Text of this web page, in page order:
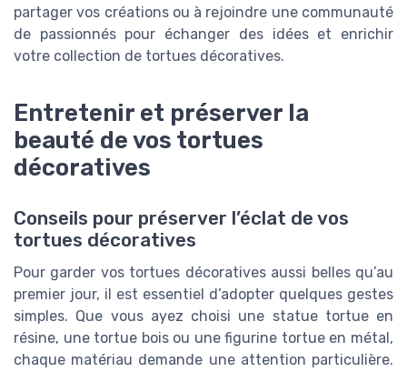
partager vos créations ou à rejoindre une communauté
de passionnés pour échanger des idées et enrichir
votre collection de tortues décoratives.
Entretenir et préserver la
beauté de vos tortues
décoratives
Conseils pour préserver l’éclat de vos
tortues décoratives
Pour garder vos tortues décoratives aussi belles qu’au
premier jour, il est essentiel d’adopter quelques gestes
simples. Que vous ayez choisi une statue tortue en
résine, une tortue bois ou une figurine tortue en métal,
chaque matériau demande une attention particulière.